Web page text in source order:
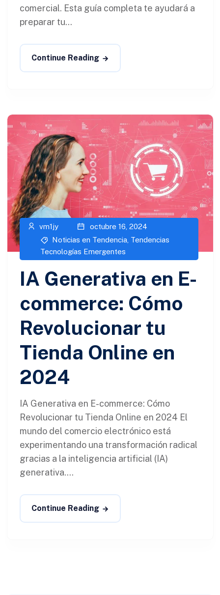
comercial. Esta guía completa te ayudará a
preparar tu...
Continue Reading
vm1jy
octubre 16, 2024
Noticias en Tendencia Tendencias
Tecnologías Emergentes
IA Generativa en E-
commerce: Cómo
Revolucionar tu
Tienda Online en
2024
IA Generativa en E-commerce: Cómo
Revolucionar tu Tienda Online en 2024 El
mundo del comercio electrónico está
experimentando una transformación radical
gracias a la inteligencia artificial (IA)
generativa....
Continue Reading